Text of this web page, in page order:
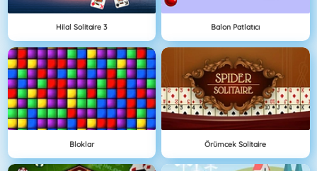
Hilal Solitaire 3 Balon Patlatıcı
Bloklar Örümcek Solitaire